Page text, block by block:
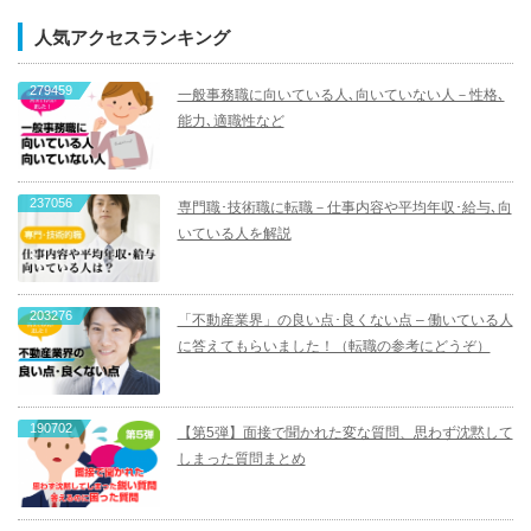
人気アクセスランキング
279459
一般事務職に向いている人､向いていない人－性格､
能力､適職性など
237056
専門職･技術職に転職－仕事内容や平均年収･給与､向
いている人を解説
203276
「不動産業界」の良い点･良くない点 – 働いている人
に答えてもらいました！（転職の参考にどうぞ）
190702
【第5弾】面接で聞かれた変な質問、思わず沈黙して
しまった質問まとめ